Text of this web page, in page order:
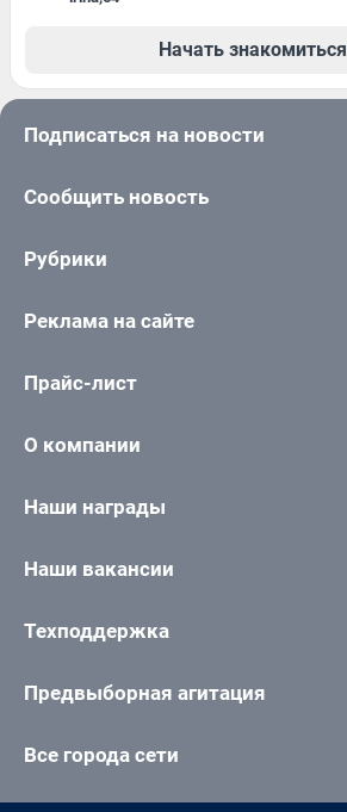
Начать знакомиться
Подписаться на новости
Сообщить новость
Рубрики
Реклама на сайте
Прайс-лист
О компании
Наши награды
Наши вакансии
Техподдержка
Предвыборная агитация
Все города сети